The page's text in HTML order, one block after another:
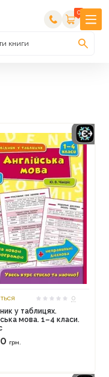
0
книги
0
у таблицях.
мова. 1–4 класи.
грн.